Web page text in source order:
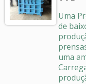
Uma
de
uma